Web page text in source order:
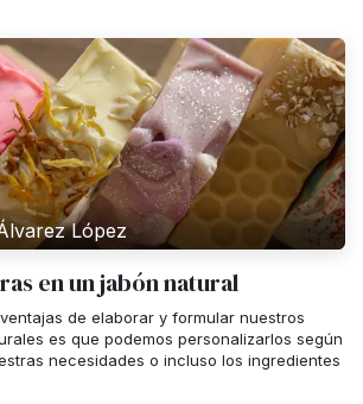
López
en un jabón natural
de elaborar y formular nuestros
es que podemos personalizarlos según
necesidades o incluso los ingredientes